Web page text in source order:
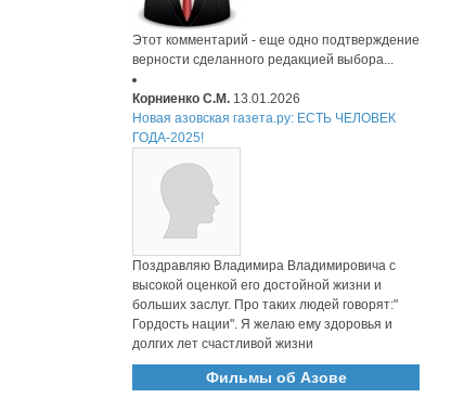
Этот комментарий - еще одно подтверждение
верности сделанного редакцией выбора...
Корниенко С.М. 13.01.2026
Новая азовская газета.ру: ЕСТЬ ЧЕЛОВЕК
ГОДА-2025!
Поздравляю Владимира Владимировича с
высокой оценкой его достойной жизни и
больших заслуг. Про таких людей говорят:"
Гордость нации". Я желаю ему здоровья и
долгих лет счастливой жизни
Фильмы об Азове